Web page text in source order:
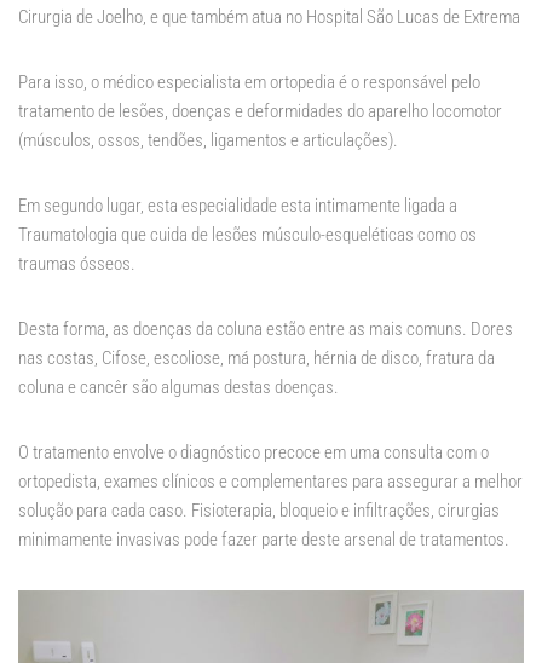
Cirurgia de Joelho, e que também atua no Hospital São Lucas de Extrema
Para isso, o médico especialista em ortopedia é o responsável pelo
tratamento de lesões, doenças e deformidades do aparelho locomotor
(músculos, ossos, tendões, ligamentos e articulações).
Em segundo lugar, esta especialidade esta intimamente ligada a
Traumatologia que cuida de lesões músculo-esqueléticas como os
traumas ósseos.
Desta forma, as doenças da coluna estão entre as mais comuns. Dores
nas costas, Cifose, escoliose, má postura, hérnia de disco, fratura da
coluna e cancêr são algumas destas doenças.
O tratamento envolve o diagnóstico precoce em uma consulta com o
ortopedista, exames clínicos e complementares para assegurar a melhor
solução para cada caso. Fisioterapia, bloqueio e infiltrações, cirurgias
minimamente invasivas pode fazer parte deste arsenal de tratamentos.